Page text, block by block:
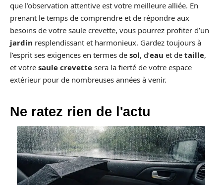
que l’observation attentive est votre meilleure alliée. En
prenant le temps de comprendre et de répondre aux
besoins de votre saule crevette, vous pourrez profiter d’un
jardin resplendissant et harmonieux. Gardez toujours à
l’esprit ses exigences en termes de sol, d’eau et de taille,
et votre saule crevette sera la fierté de votre espace
extérieur pour de nombreuses années à venir.
Ne ratez rien de l'actu